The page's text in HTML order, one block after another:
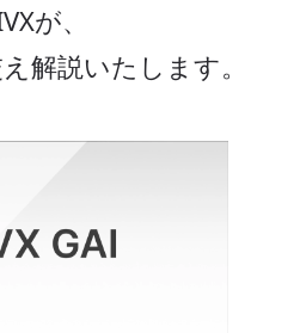
が、
解説いたします。